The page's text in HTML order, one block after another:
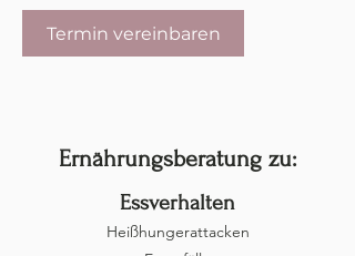
Termin vereinbaren
Ernährungsberatung zu:
Essverhalten
Heißhungerattacken